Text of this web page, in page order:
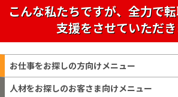
こんな私たちですが、全力で
支援をさせていただき
お仕事をお探しの方向けメニュー
人材をお探しのお客さま向けメニュー